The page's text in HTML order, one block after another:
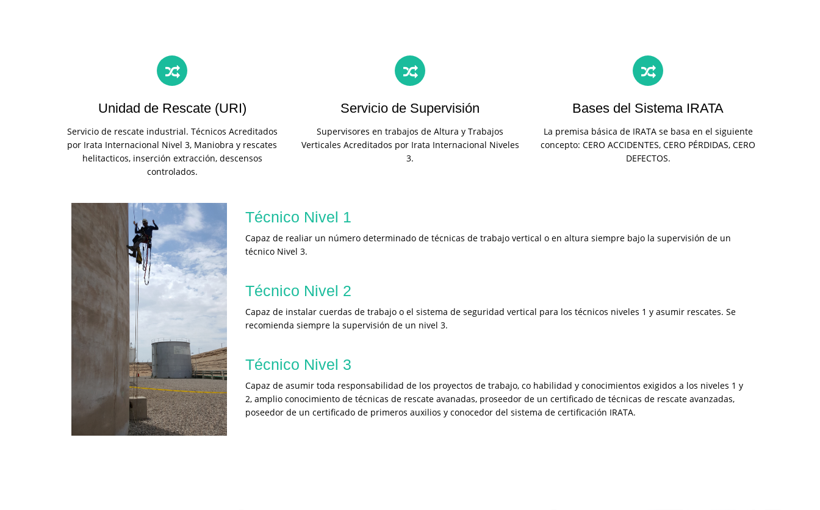
Unidad de Rescate (URI)
Servicio de rescate industrial. Técnicos Acreditados
por Irata Internacional Nivel 3, Maniobra y rescates
helitacticos, inserción extracción, descensos
controlados.
Servicio de Supervisión
Supervisores en trabajos de Altura y Trabajos
Verticales Acreditados por Irata Internacional Niveles
3.
Bases del Sistema IRATA
La premisa básica de IRATA se basa en el siguiente
concepto: CERO ACCIDENTES, CERO PÉRDIDAS, CERO
DEFECTOS.
Técnico Nivel 1
Capaz de realiar un número determinado de técnicas de trabajo vertical o en altura siempre bajo la supervisión de un
técnico Nivel 3.
Técnico Nivel 2
Capaz de instalar cuerdas de trabajo o el sistema de seguridad vertical para los técnicos niveles 1 y asumir rescates. Se
recomienda siempre la supervisión de un nivel 3.
Técnico Nivel 3
Capaz de asumir toda responsabilidad de los proyectos de trabajo, co habilidad y conocimientos exigidos a los niveles 1 y
2, amplio conocimiento de técnicas de rescate avanadas, proseedor de un certificado de técnicas de rescate avanzadas,
poseedor de un certificado de primeros auxilios y conocedor del sistema de certificación IRATA.